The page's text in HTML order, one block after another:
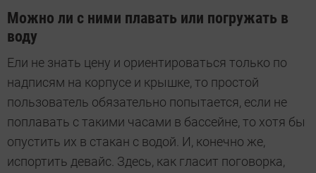
Можно ли с ними плавать или погружать в
воду
Ели не знать цену и ориентироваться только по
надписям на корпусе и крышке, то простой
пользователь обязательно попытается, если не
поплавать с такими часами в бассейне, то хотя бы
опустить их в стакан с водой. И, конечно же,
испортить девайс. Здесь, как гласит поговорка,